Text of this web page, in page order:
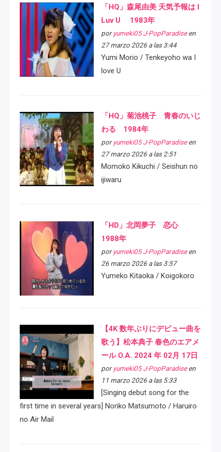
「HQ」森尾由美 天気予報は I
Luv U 1983年
por yumeki05 J-PopParadiseen
27 marzo 2026 a las 3:44
Yumi Morio / Tenkeyoho wa I
love U
「HQ」菊池桃子 青春のいじ
わる 1984年
por yumeki05 J-PopParadiseen
27 marzo 2026 a las 2:51
Momoko Kikuchi / Seishun no
ijiwaru
「HD」北岡夢子 恋心
1988年
por yumeki05 J-PopParadiseen
26 marzo 2026 a las 3:57
Yumeko Kitaoka / Koigokoro
【4K 数年ぶりにデビュー曲を
歌う】松本典子 春色のエアメ
ール O.A. 2024 年 02月 17日
por yumeki05 J-PopParadiseen
11 marzo 2026 a las 5:33
[Singing debut song for the
first time in several years] Noriko Matsumoto / Haruiro
no Air Mail